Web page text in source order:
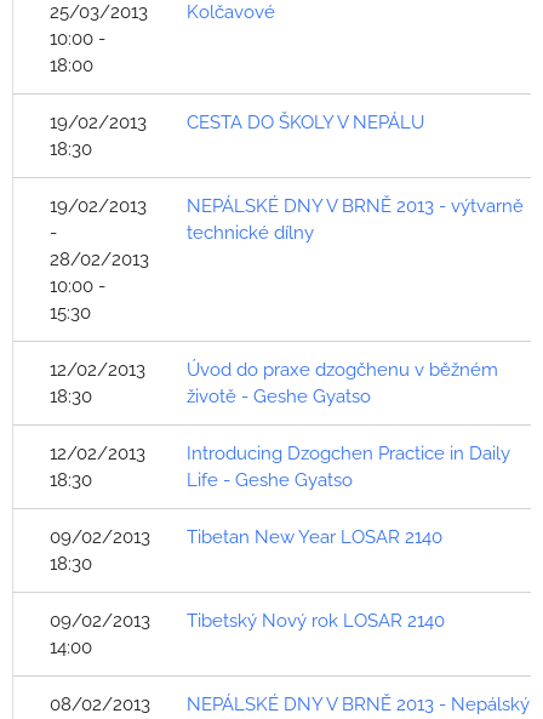
25/03/2013
10:00 -
18:00
Kolčavové
19/02/2013
18:30
CESTA DO ŠKOLY V NEPÁLU
19/02/2013
-
28/02/2013
10:00 -
15:30
NEPÁLSKÉ DNY V BRNĚ 2013 - výtvarně
technické dílny
12/02/2013
18:30
Úvod do praxe dzogčhenu v běžném
životě - Geshe Gyatso
12/02/2013
18:30
Introducing Dzogchen Practice in Daily
Life - Geshe Gyatso
09/02/2013
18:30
Tibetan New Year LOSAR 2140
09/02/2013
14:00
Tibetský Nový rok LOSAR 2140
08/02/2013
NEPÁLSKÉ DNY V BRNĚ 2013 - Nepálský